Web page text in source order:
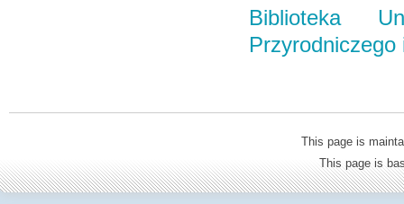
Biblioteka
Przyrodniczego
This page is
This page is